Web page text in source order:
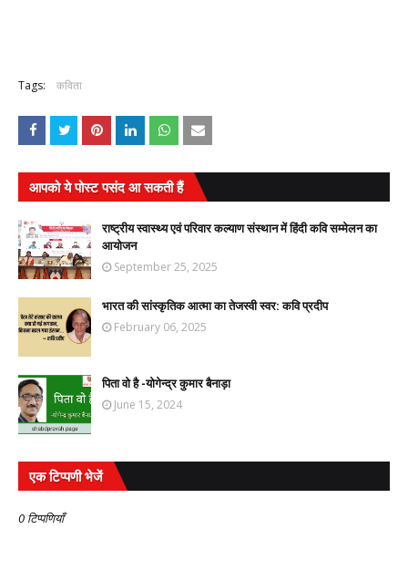
Tags: कविता
आपको ये पोस्ट पसंद आ सकती हैं
राष्ट्रीय स्वास्थ्य एवं परिवार कल्याण संस्थान में हिंदी कवि सम्मेलन का
आयोजन
September 25, 2025
भारत की सांस्कृतिक आत्मा का तेजस्वी स्वर: कवि प्रदीप
February 06, 2025
पिता वो है -योगेन्द्र कुमार बैनाड़ा
June 15, 2024
एक टिप्पणी भेजें
0 टिप्पणियाँ